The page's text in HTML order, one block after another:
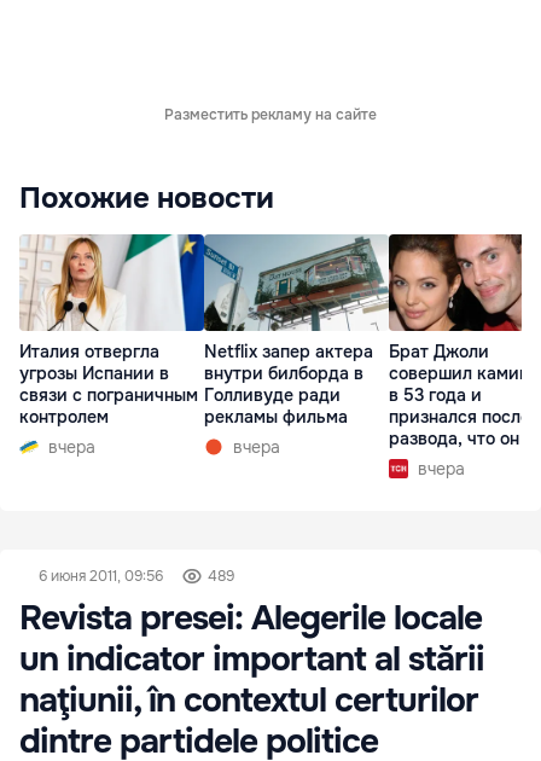
Разместить рекламу на сайте
Похожие новости
Италия отвергла
угрозы Испании в
связи с пограничным
контролем
вчера
Netflix запер актера
внутри билборда в
Голливуде ради
рекламы фильма
вчера
Брат Джоли
совершил
в 53 года и
признался после
развода, что он
вчера
6 июня 2011, 09:56 489
Revista presei: Alegerile locale
un indicator important al stării
naţiunii, în contextul certurilor
dintre partidele politice